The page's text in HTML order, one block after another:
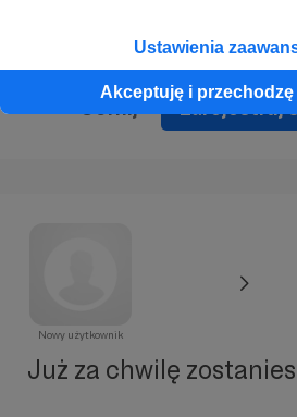
Ustawienia
Akceptuję i
Zarejestruj
Nowy użytkownik
Już za chwilę